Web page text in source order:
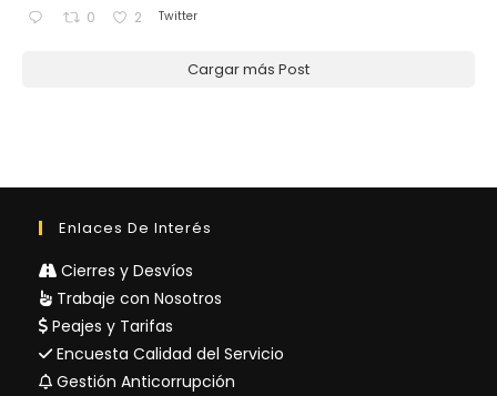
0 2 Twitter
Cargar más Post
Enlaces De Interés
Cierres y Desvíos
Trabaje con Nosotros
Peajes y Tarifas
Encuesta Calidad del Servicio
Gestión Anticorrupción